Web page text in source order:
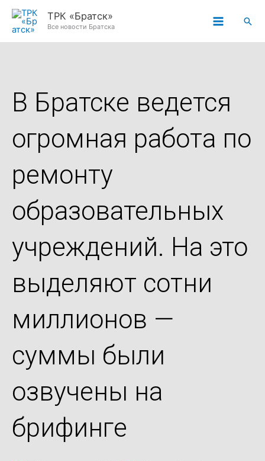
Перейти
ТРК «Братск»
Все новости Братска
В Братске ведется
огромная работа по
ремонту
образовательных
учреждений. На это
выделяют сотни
миллионов —
суммы были
озвучены на
брифинге